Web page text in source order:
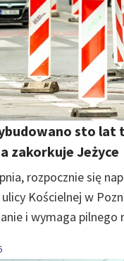
sto lat
zakorkuje Jeżyce
rozpocznie się
Kościelnej w
i wymaga pilnego